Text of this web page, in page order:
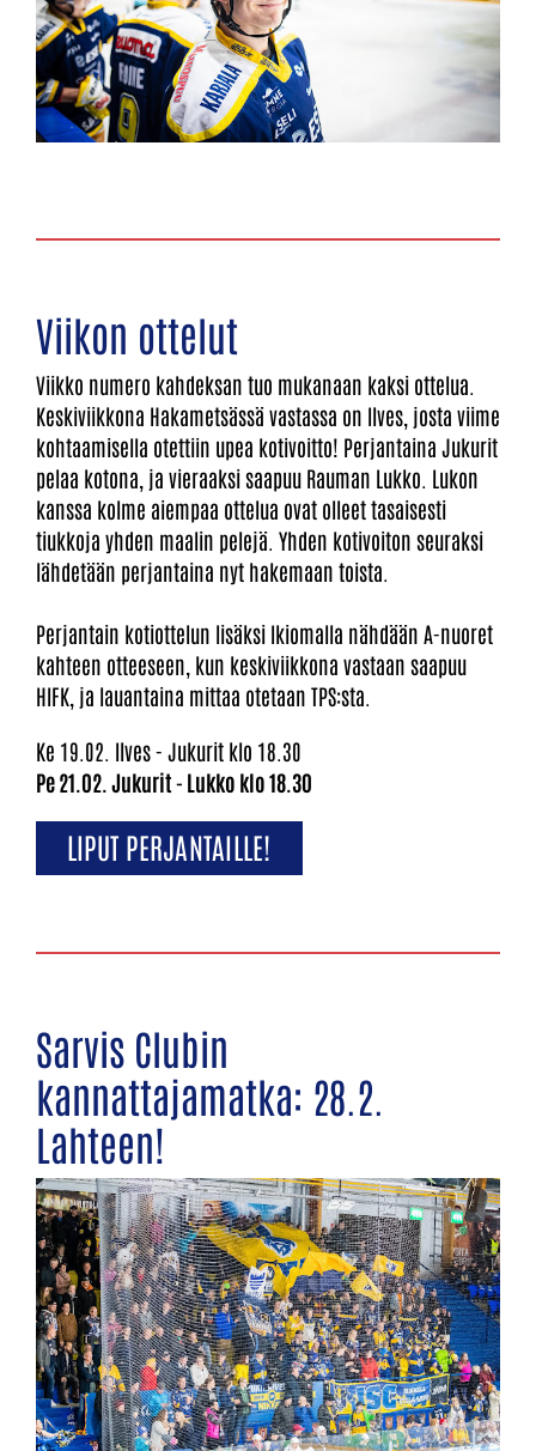
Viikon ottelut
Viikko numero kahdeksan tuo mukanaan kaksi ottelua.
Keskiviikkona Hakametsässä vastassa on Ilves, josta viime
kohtaamisella otettiin upea kotivoitto! Perjantaina Jukurit
pelaa kotona, ja vieraaksi saapuu Rauman Lukko. Lukon
kanssa kolme aiempaa ottelua ovat olleet tasaisesti
tiukkoja yhden maalin pelejä. Yhden kotivoiton seuraksi
lähdetään perjantaina nyt hakemaan toista.
​​​​​​​Perjantain kotiottelun lisäksi Ikiomalla nähdään A-nuoret
kahteen otteeseen, kun keskiviikkona vastaan saapuu
HIFK, ja lauantaina mittaa otetaan TPS:sta.
Ke 19.02. Ilves - Jukurit klo 18.30
Pe 21.02. Jukurit - Lukko klo 18.30
LIPUT PERJANTAILLE!
Sarvis Clubin
kannattajamatka: 28.2.
Lahteen!